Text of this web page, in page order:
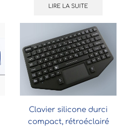
LIRE LA SUITE
Clavier silicone durci
compact, rétroéclairé